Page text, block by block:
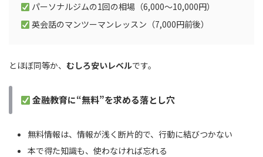
パーソナルジムの1回の相場（6,000〜10,000円）
英会話のマンツーマンレッスン（7,000円前後）
とほぼ同等か、 むしろ安いレベルです。
金融教育に“無料”を求める落とし穴
無料情報は、情報が浅く断片的で、行動に結びつかない
本で得た知識も、使わなければ忘れる